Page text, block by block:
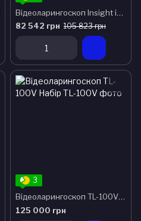
Відеоларингоскоп Іnsight iS2 зі стилетом Insight ST1
82 542 грн 105 823 грн
3
Відеоларингоскоп TL-100V Набір
125 000 грн